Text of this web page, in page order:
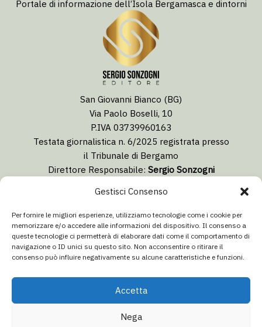
Gestisci Consenso
Per fornire le migliori esperienze, utilizziamo tecnologie come i cookie per
memorizzare e/o accedere alle informazioni del dispositivo. Il consenso a
queste tecnologie ci permetterà di elaborare dati come il comportamento di
navigazione o ID unici su questo sito. Non acconsentire o ritirare il
consenso può influire negativamente su alcune caratteristiche e funzioni.
Accetta
Nega
Portale di informazione dell’Isola Bergamasca e dintorni
San Giovanni Bianco (BG)
Via Paolo Boselli, 10
P.IVA 03739960163
Testata giornalistica n. 6/2025 registrata presso
il Tribunale di Bergamo
Direttore Responsabile: Sergio Sonzogni
redazione@isolabergamascanews.it
info@italiacommunication.com
Telefono: 0345 41834